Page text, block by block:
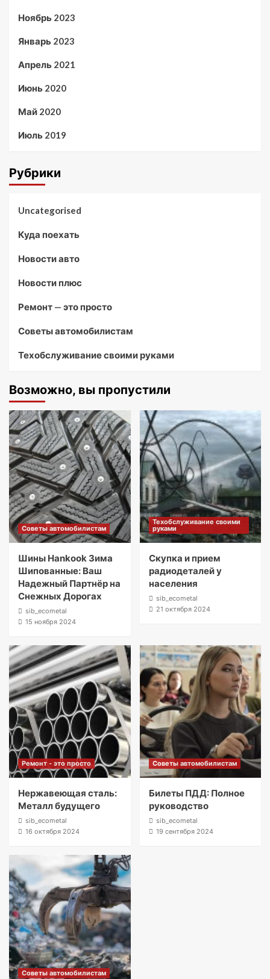
Ноябрь 2023
Январь 2023
Апрель 2021
Июнь 2020
Май 2020
Июль 2019
Рубрики
Uncategorised
Куда поехать
Новости авто
Новости плюс
Ремонт — это просто
Советы автомобилистам
Техобслуживание своими руками
Возможно, вы пропустили
Советы автомобилистам
Шины Hankook Зима
Шипованные: Ваш
Надежный Партнёр на
Снежных Дорогах
sib_ecometal
15 ноября 2024
Техобслуживание своими
руками
Скупка и прием
радиодеталей у
населения
sib_ecometal
21 октября 2024
Ремонт - это просто
Нержавеющая сталь:
Металл будущего
sib_ecometal
16 октября 2024
Советы автомобилистам
Билеты ПДД: Полное
руководство
sib_ecometal
19 сентября 2024
Советы автомобилистам